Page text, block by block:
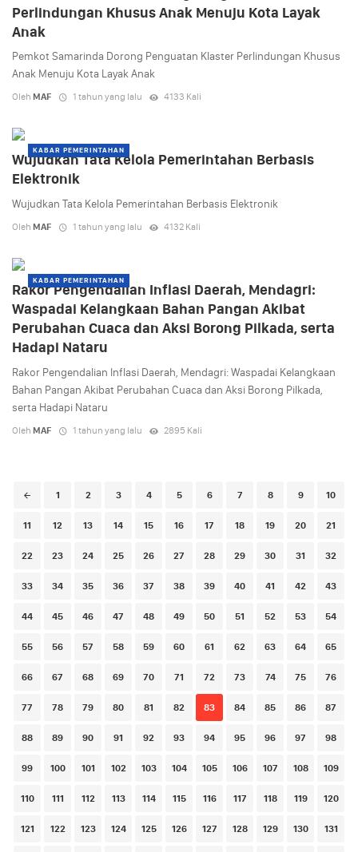
Perlindungan Khusus Anak Menuju Kota Layak
Anak
Pemkot Samarinda Dorong Penguatan Klaster Perlindungan Khusus
Anak Menuju Kota Layak Anak
Oleh MAF 1 tahun yang lalu 4133 Kali
KABAR PEMERINTAHAN
Wujudkan Tata Kelola Pemerintahan Berbasis
Elektronik
Wujudkan Tata Kelola Pemerintahan Berbasis Elektronik
Oleh MAF 1 tahun yang lalu 4132 Kali
KABAR PEMERINTAHAN
Rakor Pengendalian Inflasi Daerah, Mendagri:
Waspadai Kelangkaan Bahan Pangan Akibat
Perubahan Cuaca dan Aksi Borong Pilkada, serta
Hadapi Nataru
Rakor Pengendalian Inflasi Daerah, Mendagri: Waspadai Kelangkaan
Bahan Pangan Akibat Perubahan Cuaca dan Aksi Borong Pilkada,
serta Hadapi Nataru
Oleh MAF 1 tahun yang lalu 2895 Kali
Posts
1 2 3 4 5 6 7 8 9 10
11 12 13 14 15 16 17 18 19 20 21
22 23 24 25 26 27 28 29 30 31 32
33 34 35 36 37 38 39 40 41 42 43
44 45 46 47 48 49 50 51 52 53 54
55 56 57 58 59 60 61 62 63 64 65
66 67 68 69 70 71 72 73 74 75 76
77 78 79 80 81 82 83 84 85 86 87
88 89 90 91 92 93 94 95 96 97 98
99 100 101 102 103 104 105 106 107 108 109
110 111 112 113 114 115 116 117 118 119 120
121 122 123 124 125 126 127 128 129 130 131